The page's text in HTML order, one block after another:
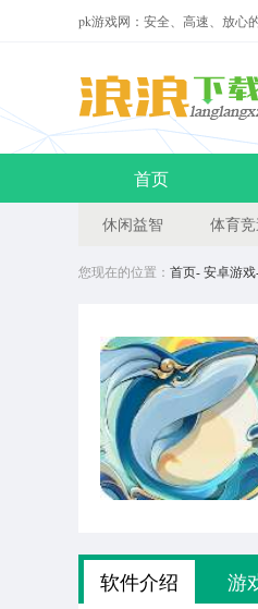
pk游戏网：安全、高速、放心
首页
休闲益智 体育
您现在的位置： 首页-安卓游戏
软件介绍 游